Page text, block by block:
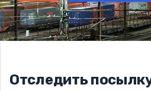
Отследить